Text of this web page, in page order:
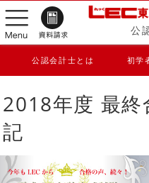
公
公認会計士とは 初学
2018年度 最終
記